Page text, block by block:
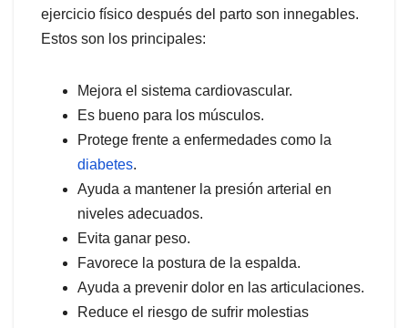
ejercicio físico después del parto son innegables.
Estos son los principales:
Mejora el sistema cardiovascular.
Es bueno para los músculos.
Protege frente a enfermedades como la
diabetes.
Ayuda a mantener la presión arterial en
niveles adecuados.
Evita ganar peso.
Favorece la postura de la espalda.
Ayuda a prevenir dolor en las articulaciones.
Reduce el riesgo de sufrir molestias